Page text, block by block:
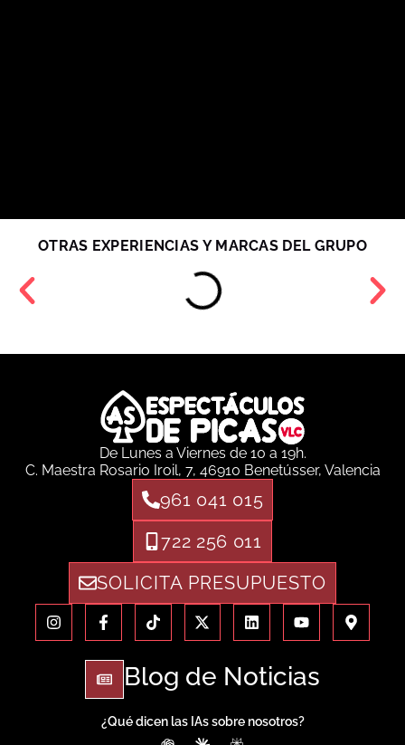
OTRAS EXPERIENCIAS Y MARCAS DEL GRUPO
De Lunes a Viernes de 10 a 19h.
C. Maestra Rosario Iroil, 7, 46910 Benetússer, Valencia
961 041 015
722 256 011
SOLICITA PRESUPUESTO
Blog de Noticias
¿Qué dicen las IAs sobre nosotros?